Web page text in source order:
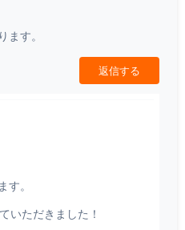
ます。
返信する
す。
いただきました！